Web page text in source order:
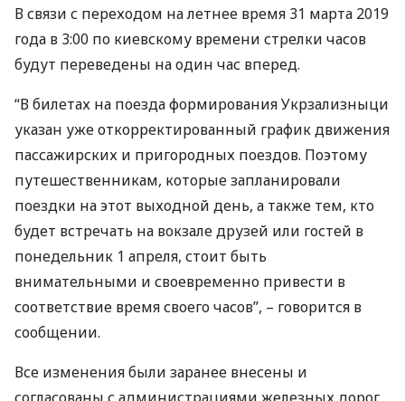
В связи с переходом на летнее время 31 марта 2019
года в 3:00 по киевскому времени стрелки часов
будут переведены на один час вперед.
“В билетах на поезда формирования Укрзализныци
указан уже откорректированный график движения
пассажирских и пригородных поездов. Поэтому
путешественникам, которые запланировали
поездки на этот выходной день, а также тем, кто
будет встречать на вокзале друзей или гостей в
понедельник 1 апреля, стоит быть
внимательными и своевременно привести в
соответствие время своего часов”, – говорится в
сообщении.
Все изменения были заранее внесены и